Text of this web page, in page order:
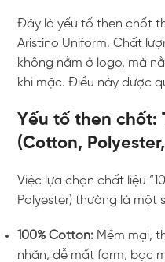
Đây là yếu tố then chốt
Aristino Uniform. Chất
không nằm ở logo, mà
khi mặc. Điều này được
Yếu tố then chốt:
(Cotton,
Việc lựa chọn chất liệu
Polyester) thường là một
100% Cotton: Mềm mại,
nhăn, dễ mất form, bạc